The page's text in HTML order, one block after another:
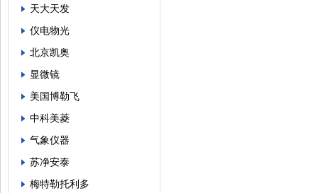
天大天发
仪电物光
北京凯奥
显微镜
美国博勒飞
中科美菱
气象仪器
苏净安泰
梅特勒托利多